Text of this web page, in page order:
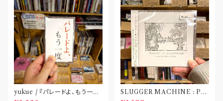
yukue / 『パレードよ、もう一度』
(TAPE)
SLUGGER MACHINE : PE
ACE OUT! / we die if we d